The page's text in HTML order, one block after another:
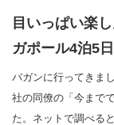
目いっぱい楽
ガポール4泊5日
バガンに行ってきま
社の同僚の「今まで
た。ネットで調べる